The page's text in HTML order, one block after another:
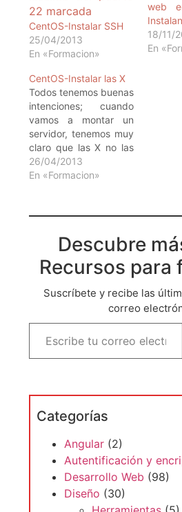
CentOS-Instalar SSH
25/04/2013
En «Formacion»
web
18/11/
En
CentOS-Instalar las X
Todos tenemos buenas
intenciones; cuando
vamos a montar un
servidor, tenemos muy
claro que las X no las
necesitamos, para
que, si lo vamos a
mayoria de las veces,
utilizar el entorno
grafico; ya sea por
pereza, ya sea porque
26/04/2013
En «Formacion»
Descubre
Recursos para
Suscríbete y recibe las
correo
Categorías
Angular (2)
Autentificación y
Desarrollo Web (98)
Diseño (30)